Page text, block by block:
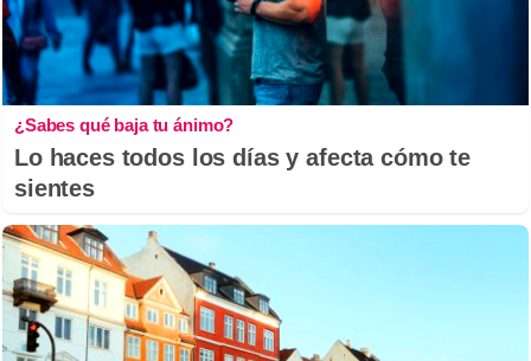
¿Sabes qué baja tu ánimo?
Lo haces todos los días y afecta cómo te
sientes